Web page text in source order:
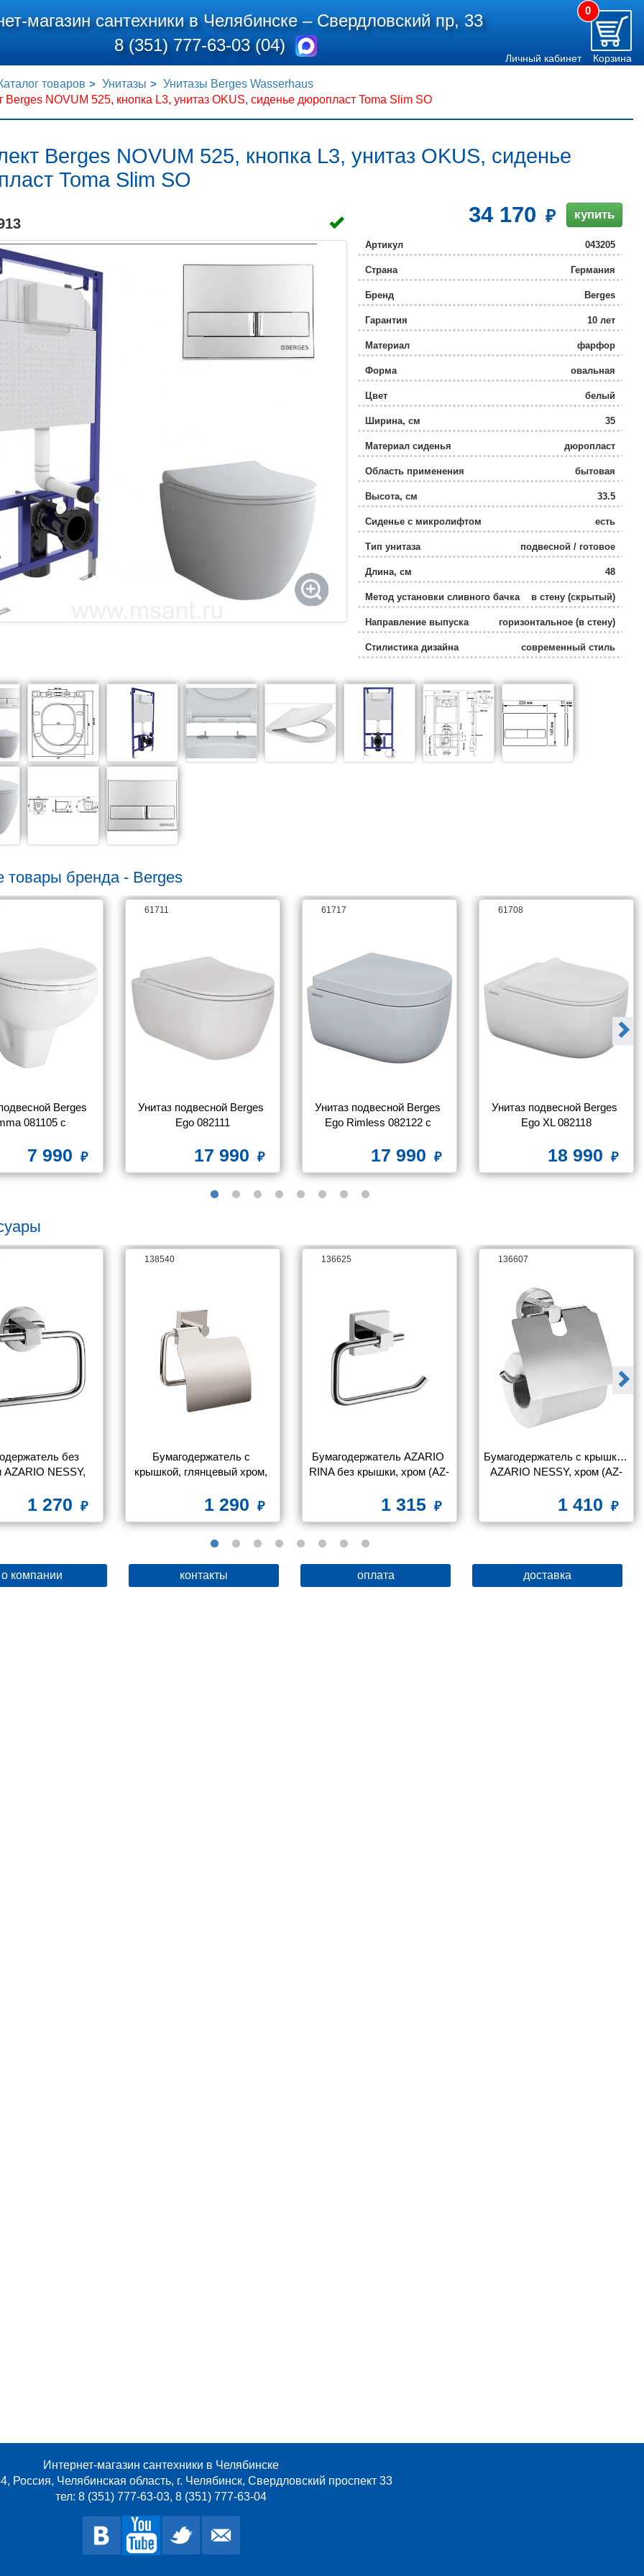
магазин сантехники в Челябинске –Свердловский пр, 33
8 (351) 777-63-03 (04)
0
Личный кабинет Корзина
товаров Унитазы
Унитазы Berges Wasserhaus
Berges NOVUM 525, кнопка L3, унитаз OKUS, сиденье дюропласт Toma Slim SO
Berges NOVUM 525, кнопка L3, унитаз OKUS, сиденье
Toma Slim SO
34 170 купить
Артикул 043205
Страна Германия
Бренд Berges
Гарантия 10 лет
Материал фарфор
Форма овальная
Цвет белый
Ширина, см 35
Материал сиденья дюропласт
Область применения бытовая
Высота, см 33.5
Сиденье с микролифтом есть
Тип унитаза
подвесной / готовое
решение
Длина, см
48
Метод установки сливного бачка в стену (скрытый)
Направление выпуска горизонтальное (в стену)
Стилистика дизайна современный стиль
Безободковый унитаз
Цвет сиденья
Система антивсплеск
товары бренда - Berges
Berges
081105 c
7 990
61711
Унитаз подвесной Berges
Ego 082111
17 990
61717
Унитаз подвесной Berges
Ego Rimless 082122 с
17 990
61708
Унитаз подвесной Berges
Ego XL 082118
18 990
без
AZARIO NESSY,
1 270
138540
Бумагодержатель c
крышкой, глянцевый хром,
Milardo, AMUSMC0M43
1 290
136625
Бумагодержатель AZARIO
RINA без крышки, хром (AZ-
1 315
136607
Бумагодержатель с крышкой
AZARIO NESSY, хром (AZ-
1 410
о компании контакты оплата доставка
Интернет-магазин сантехники в Челябинске
Россия, Челябинская область, г. Челябинск, Свердловский проспект 33
тел: 8 (351) 777-63-03, 8 (351) 777-63-04